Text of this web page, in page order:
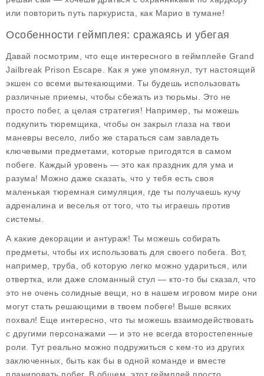
или повторить путь паркуриста, как Марио в тумане!
Особенности геймплея: сражаясь и убегая
Давай посмотрим, что еще интересного в геймплейе Grand
Jailbreak Prison Escape. Как я уже упомянул, тут настоящий
экшен со всеми вытекающими. Ты будешь использовать
различные приемы, чтобы сбежать из тюрьмы. Это не
просто побег, а целая стратегия! Например, ты можешь
подкупить тюремщика, чтобы он закрыл глаза на твои
маневры весело, либо же стараться сам завладеть
ключевыми предметами, которые пригодятся в самом
побеге. Каждый уровень — это как праздник для ума и
разума! Можно даже сказать, что у тебя есть своя
маленькая тюремная симуляция, где ты получаешь кучу
адреналина и веселья от того, что ты играешь против
системы.
А какие декорации и антураж! Ты можешь собирать
предметы, чтобы их использовать для своего побега. Вот,
например, труба, об которую легко можно удариться, или
отвертка, или даже сломанный стул — кто-то бы сказал, что
это не очень солидные вещи, но в нашем игровом мире они
могут стать решающими в твоем побеге! Выше всяких
похвал! Еще интересно, что ты можешь взаимодействовать
с другими персонажами — и это не всегда второстепенные
роли. Тут реально можно подружиться с кем-то из других
заключенных, быть как бы в одной команде и вместе